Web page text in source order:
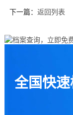
下一篇： 返回列表
全国快